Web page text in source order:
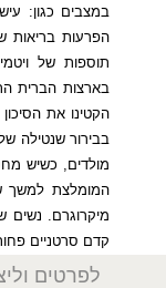
במצבים כגון:
הפרעות בריאות
תוספות של
בארצות הברית
בבירור שנטילה של
מולדים, כשיש
מיקרוגרם.
קדם סרטניים
לפרטים וליצירת